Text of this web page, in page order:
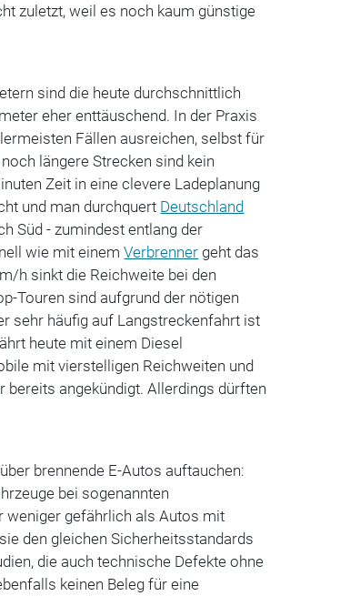
zuletzt, weil es noch kaum günstige
sind die heute durchschnittlich
eher enttäuschend. In der Praxis
Fällen ausreichen, selbst für
längere Strecken sind kein
Zeit in eine clevere Ladeplanung
und man durchquert Deutschland
Süd - zumindest entlang der
wie mit einemVerbrenner geht das
h sinkt die Reichweite bei den
Touren sind aufgrund der nötigen
sehr häufig auf Langstreckenfahrt ist
heute mit einem Diesel
mit vierstelligen Reichweiten und
bereits angekündigt. Allerdings dürften
brennende E-Autos auftauchen:
bei sogenannten
weniger gefährlich als Autos mit
den gleichen Sicherheitsstandards
die auch technische Defekte ohne
keinen Beleg für eine